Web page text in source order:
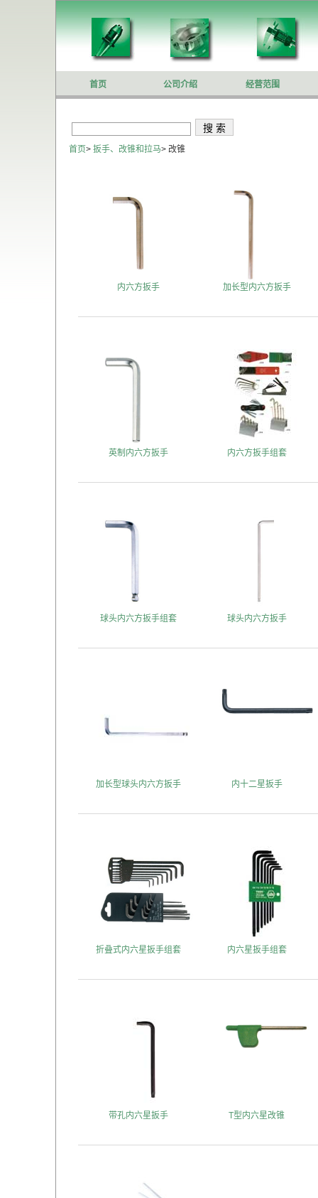
首页 公司介绍 经营范围
首页> 扳手、改锥和拉马> 改锥
内六方扳手 加长型内六方扳手
英制内六方扳手 内六方扳手组套
球头内六方扳手组套 球头内六方扳手
加长型球头内六方扳手 内十二星扳手
折叠式内六星扳手组套 内六星扳手组套
带孔内六星扳手 T型内六星改锥